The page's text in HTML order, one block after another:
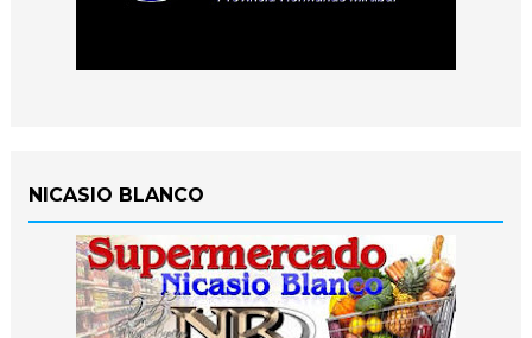
NICASIO BLANCO